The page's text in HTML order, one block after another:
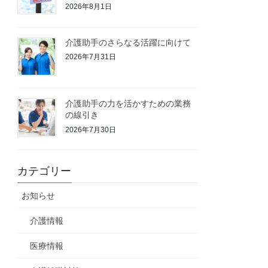
2026年8月1日
介護助手のさらなる活躍に向けて
2026年7月31日
介護助手の力を活かすための業務
の線引き
2026年7月30日
カテゴリー
お知らせ
介護情報
医療情報